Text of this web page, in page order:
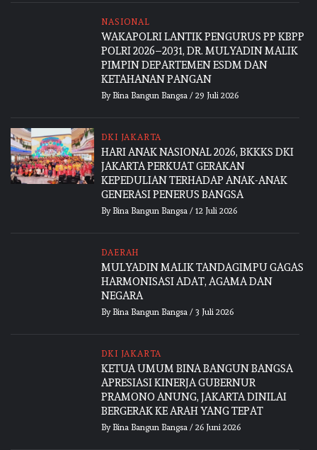
NASIONAL
WAKAPOLRI LANTIK PENGURUS PP KBPP
POLRI 2026–2031, DR. MULYADIN MALIK
PIMPIN DEPARTEMEN ESDM DAN
KETAHANAN PANGAN
By Bina Bangun Bangsa/ 29 Juli 2026
DKI JAKARTA
HARI ANAK NASIONAL 2026, BKKKS DKI
JAKARTA PERKUAT GERAKAN
KEPEDULIAN TERHADAP ANAK-ANAK
GENERASI PENERUS BANGSA
By Bina Bangun Bangsa/ 12 Juli 2026
DAERAH
MULYADIN MALIK TANDAGIMPU GAGAS
HARMONISASI ADAT, AGAMA DAN
NEGARA
By Bina Bangun Bangsa/ 3 Juli 2026
DKI JAKARTA
KETUA UMUM BINA BANGUN BANGSA
APRESIASI KINERJA GUBERNUR
PRAMONO ANUNG, JAKARTA DINILAI
BERGERAK KE ARAH YANG TEPAT
By Bina Bangun Bangsa/ 26 Juni 2026